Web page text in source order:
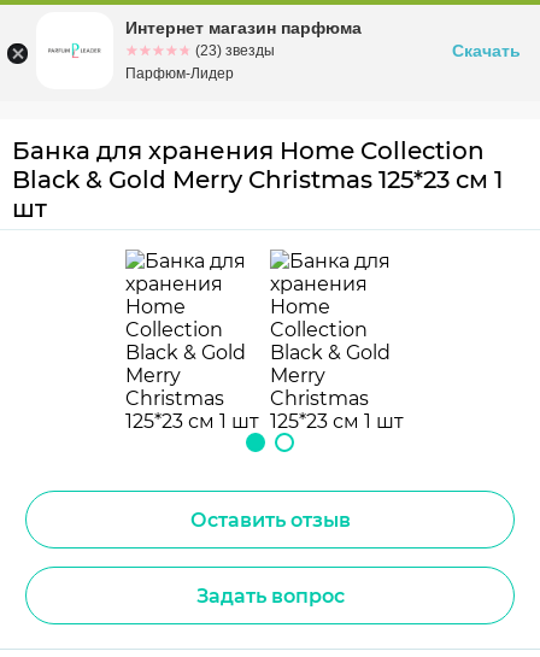
Омскул. Заозерная, 11, к. 1
Банка для хранения Home Collection
Black & Gold Merry Christmas 125*23 см 1
шт
Оставить отзыв
Задать вопрос
Интернет магазин парфюма
☆☆☆☆☆
★★★★★ (23) звезды
Парфюм-Лидер
Скачать